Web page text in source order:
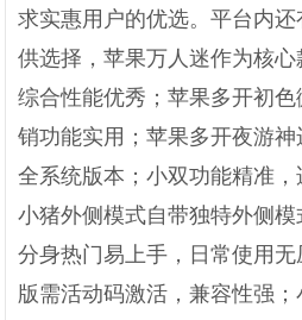
求实惠用户的优选。平台内
供选择，苹果万人迷作为核心
综合性能优秀；苹果多开初
销功能实用；苹果多开夜游
全系统版本；小双功能精准
小猪外侧模式自带独特外侧
分身热门易上手，日常使用
版需活动码激活，兼容性强